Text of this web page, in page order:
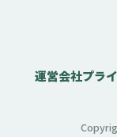
運営会社プラ